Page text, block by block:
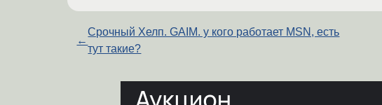
←
Срочный Хелп. GAIM. у кого работает MSN, есть
тут такие?